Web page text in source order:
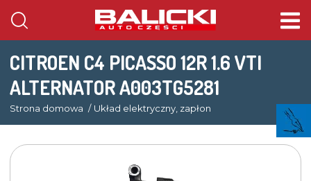
CITROEN C4 PICASSO 12R 1.6 VTI
ALTERNATOR A003TG5281
Strona domowa Układ elektryczny, zapłon